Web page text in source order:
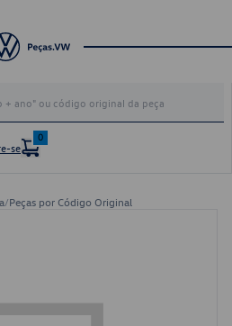
se
0
/Peças por Código Original